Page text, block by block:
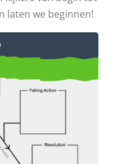
laten we beginnen!